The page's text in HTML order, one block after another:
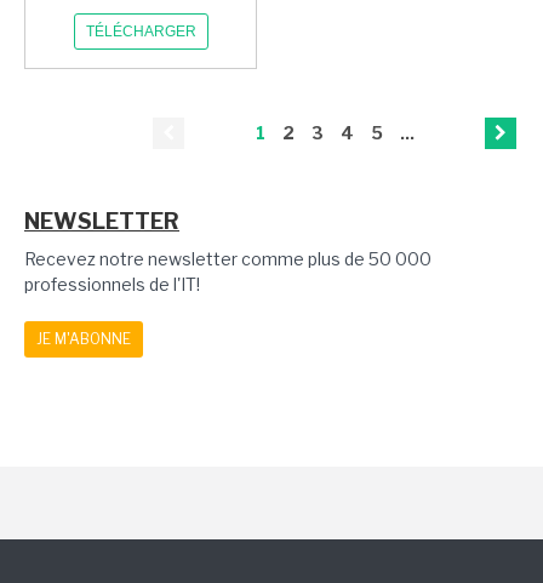
TÉLÉCHARGER
1 2 3 4 5 ...
NEWSLETTER
Recevez notre newsletter comme plus de 50 000
professionnels de l'IT!
JE M'ABONNE